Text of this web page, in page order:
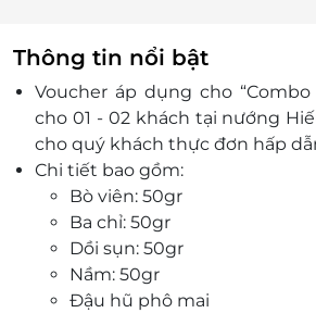
Thông tin nổi bật
Voucher áp dụng cho
cho 01 - 02 khách tại nướng
cho quý khách thực đơn hấp
Chi tiết bao gồm:
Bò viên: 50gr
Ba chỉ: 50gr
Dồi sụn: 50gr
Nầm: 50gr
Đậu hũ phô mai